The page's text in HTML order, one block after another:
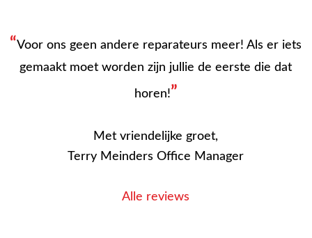
“Voor ons geen andere reparateurs meer! Als er iets
gemaakt moet worden zijn jullie de eerste die dat
horen!”
Met vriendelijke groet,
Terry Meinders Office Manager
Alle reviews